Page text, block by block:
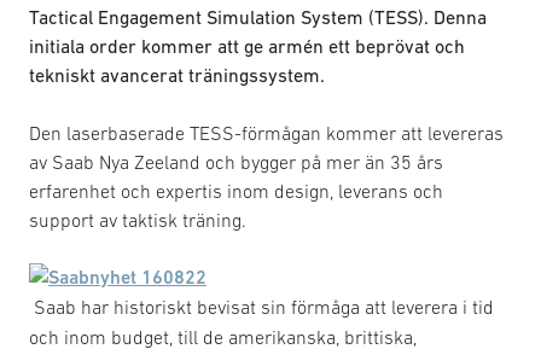
Tactical Engagement Simulation System (TESS). Denna
initiala order kommer att ge armén ett beprövat och
tekniskt avancerat träningssystem.
Den laserbaserade TESS-förmågan kommer att levereras
av Saab Nya Zeeland och bygger på mer än 35 års
erfarenhet och expertis inom design, leverans och
support av taktisk träning.
Saab har historiskt bevisat sin förmåga att leverera i tid
och inom budget, till de amerikanska, brittiska,